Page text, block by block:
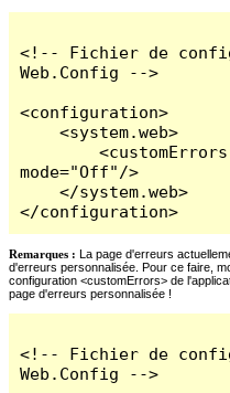
<!-- Fichier de
Web.Config -->
<configuration>
    <system.web>
        <customErrors
mode="Off"/>
    </system.web>
</configuration>
Remarques : La page d'erreurs
d'erreurs personnalisée. Pour ce faire,
configuration <customErrors> de
page d'erreurs personnalisée !
<!-- Fichier de
Web.Config -->